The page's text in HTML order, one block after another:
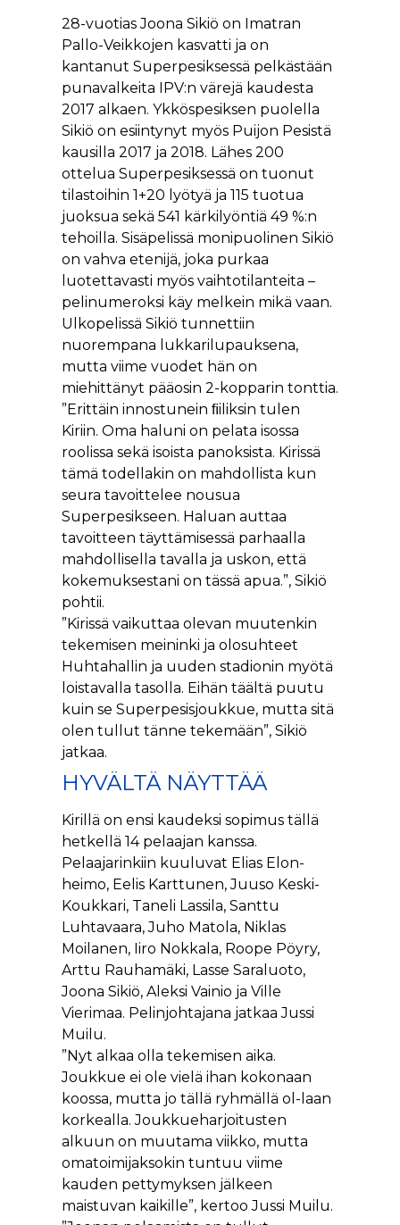
28-vuotias Joona Sikiö on Imatran
Pallo-Veikkojen kasvatti ja on
kantanut Superpesiksessä pelkästään
punavalkeita IPV:n värejä kaudesta
2017 alkaen. Ykköspesiksen puolella
Sikiö on esiintynyt myös Puijon Pesistä
kausilla 2017 ja 2018. Lähes 200
ottelua Superpesiksessä on tuonut
tilastoihin 1+20 lyötyä ja 115 tuotua
juoksua sekä 541 kärkilyöntiä 49 %:n
tehoilla. Sisäpelissä monipuolinen Sikiö
on vahva etenijä, joka purkaa
luotettavasti myös vaihtotilanteita –
pelinumeroksi käy melkein mikä vaan.
Ulkopelissä Sikiö tunnettiin
nuorempana lukkarilupauksena,
mutta viime vuodet hän on
miehittänyt pääosin 2-kopparin tonttia.
”Erittäin innostunein ﬁiliksin tulen
Kiriin. Oma haluni on pelata isossa
roolissa sekä isoista panoksista. Kirissä
tämä todellakin on mahdollista kun
seura tavoittelee nousua
Superpesikseen. Haluan auttaa
tavoitteen täyttämisessä parhaalla
mahdollisella tavalla ja uskon, että
kokemuksestani on tässä apua.”, Sikiö
pohtii.
”Kirissä vaikuttaa olevan muutenkin
tekemisen meininki ja olosuhteet
Huhtahallin ja uuden stadionin myötä
loistavalla tasolla. Eihän täältä puutu
kuin se Superpesisjoukkue, mutta sitä
olen tullut tänne tekemään”, Sikiö
jatkaa.
HYVÄLTÄ NÄYTTÄÄ
Kirillä on ensi kaudeksi sopimus tällä
hetkellä 14 pelaajan kanssa.
Pelaajarinkiin kuuluvat Elias Elon-
heimo, Eelis Karttunen, Juuso Keski-
Koukkari, Taneli Lassila, Santtu
Luhtavaara, Juho Matola, Niklas
Moilanen, Iiro Nokkala, Roope Pöyry,
Arttu Rauhamäki, Lasse Saraluoto,
Joona Sikiö, Aleksi Vainio ja Ville
Vierimaa. Pelinjohtajana jatkaa Jussi
Muilu.
”Nyt alkaa olla tekemisen aika.
Joukkue ei ole vielä ihan kokonaan
koossa, mutta jo tällä ryhmällä ol-laan
korkealla. Joukkueharjoitusten
alkuun on muutama viikko, mutta
omatoimijaksokin tuntuu viime
kauden pettymyksen jälkeen
maistuvan kaikille”, kertoo Jussi Muilu.